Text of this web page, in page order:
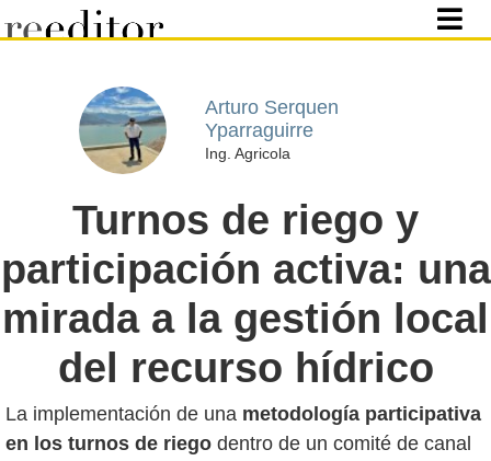
Arturo Serquen
Yparraguirre
Ing. Agricola
Turnos de riego y
participación activa: una
mirada a la gestión local
del recurso hídrico
La implementación de una metodología participativa
en los turnos de riego dentro de un comité de canal